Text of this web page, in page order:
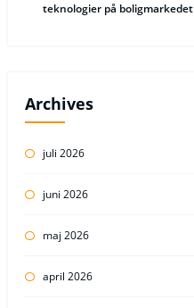
teknologier på boligmarkedet
Archives
juli 2026
juni 2026
maj 2026
april 2026